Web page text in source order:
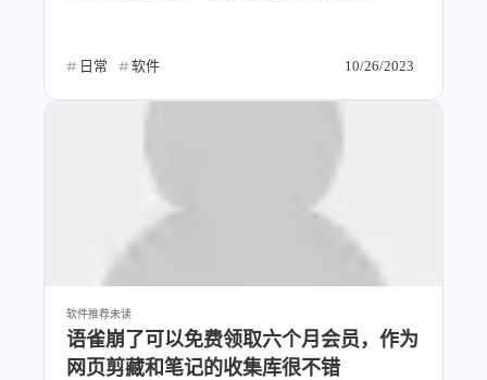
日常 软件 10/26/2023
软件推荐未读
语雀崩了可以免费领取六个月会员，作为
网页剪藏和笔记的收集库很不错